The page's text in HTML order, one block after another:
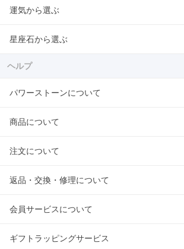
運気から選ぶ
星座石から選ぶ
ヘルプ
パワーストーンについて
商品について
注文について
返品・交換・修理について
会員サービスについて
ギフトラッピングサービス